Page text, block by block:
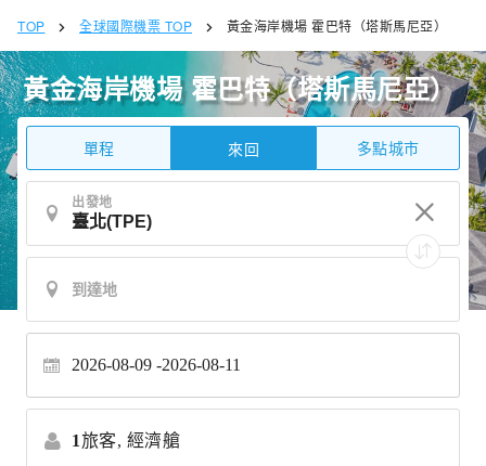
TOP 全球國際機票 TOP 黃金海岸機場 霍巴特（塔斯馬尼亞）
黃金海岸機場 霍巴特（塔斯馬尼亞）
單程 來回 多點城市
出發地
2026-08-09 2026-08-11
1旅客, 經濟艙